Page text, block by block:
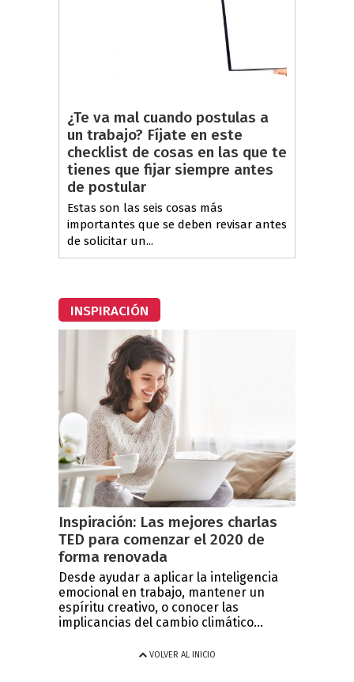
¿Te va mal cuando postulas a
un trabajo? Fíjate en este
checklist de cosas en las que te
tienes que fijar siempre antes
de postular
Estas son las seis cosas más
importantes que se deben revisar antes
de solicitar un...
INSPIRACIÓN
Inspiración: Las mejores charlas
TED para comenzar el 2020 de
forma renovada
Desde ayudar a aplicar la inteligencia
emocional en trabajo, mantener un
espíritu creativo, o conocer las
implicancias del cambio climático...
VOLVER AL INICIO